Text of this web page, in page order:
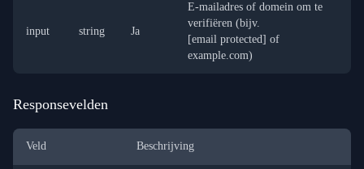
input string Ja
E-mailadres of domein om te
verifiëren (bijv.
[email protected] of
example.com)
Responsevelden
Veld Beschrijving